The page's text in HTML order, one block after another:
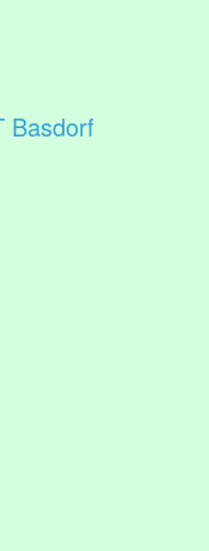
Basdorf